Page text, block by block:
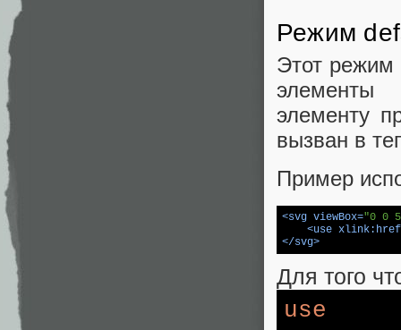
Режим
Этот режим
элементы
элементу
вызван в
Пример
<svg viewBox="0 0
<use xlink:href
</svg>
Для того
use